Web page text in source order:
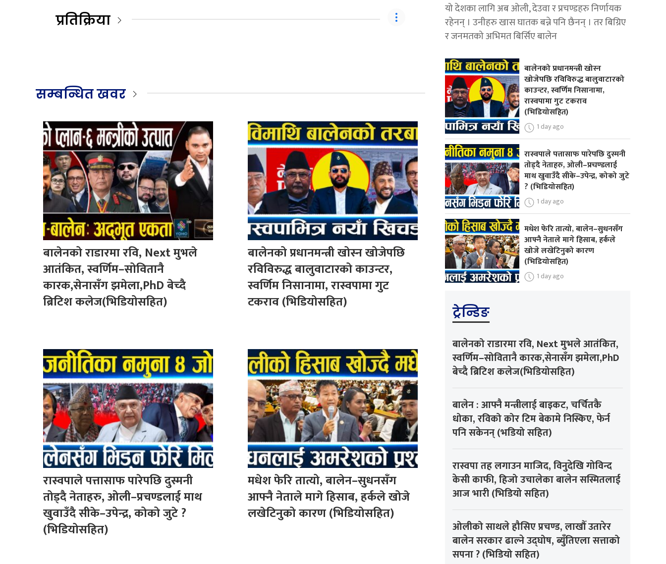
प्रतिक्रिया
सम्बन्धित खवर
बालेनको राडारमा रवि, Next मुभले
आतंकित, स्वर्णिम–सोवितानै
कारक,सेनासँग झमेला,PhD बेच्दै
ब्रिटिश कलेज(भिडियोसहित)
बालेनको प्रधानमन्त्री खोस्न खोजेपछि
रविविरुद्ध बालुवाटारको काउन्टर,
स्वर्णिम निसानामा, रास्वपामा गुट
टकराव (भिडियोसहित)
रास्वपाले पत्तासाफ पारेपछि दुस्मनी
तोड्दै नेताहरु, ओली–प्रचण्डलाई माथ
खुवाउँदै सीके–उपेन्द्र, कोको जुटे ?
(भिडियोसहित)
मधेश फेरि तात्यो, बालेन–सुधनसँग
आफ्नै नेताले मागे हिसाब, हर्कले खोजे
लखेटिनुको कारण (भिडियोसहित)
यो देशका लागि अब ओली, देउवा र प्रचण्डहरु निर्णायक
रहेनन् । उनीहरु खास घातक बन्ने पनि छैनन् । तर बिग्रिए
र जनमतको अभिमत बिर्सिए बालेन
बालेनको प्रधानमन्त्री खोस्न
खोजेपछि रविविरुद्ध बालुवाटारको
काउन्टर, स्वर्णिम निसानामा,
रास्वपामा गुट टकराव
(भिडियोसहित)
1 day ago
रास्वपाले पत्तासाफ पारेपछि दुस्मनी
तोड्दै नेताहरु, ओली–प्रचण्डलाई
माथ खुवाउँदै सीके–उपेन्द्र, कोको जुटे
? (भिडियोसहित)
1 day ago
मधेश फेरि तात्यो, बालेन–सुधनसँग
आफ्नै नेताले मागे हिसाब, हर्कले
खोजे लखेटिनुको कारण
(भिडियोसहित)
1 day ago
ट्रेन्डिङ
बालेनको राडारमा रवि, Next मुभले आतंकित,
स्वर्णिम–सोवितानै कारक,सेनासँग झमेला,PhD
बेच्दै ब्रिटिश कलेज(भिडियोसहित)
बालेन : आफ्नै मन्त्रीलाई बाइकट, चर्चितकै
धोका, रविको कोर टिम बेकामे निस्किए, फेर्न
पनि सकेनन् (भडियो सहित)
रास्वपा तह लगाउन माजिद, विनुदेखि गोविन्द
केसी काफी, हिजो उचालेका बालेन सस्मितलाई
आज भारी (भिडियो सहित)
ओलीको साथले हौसिए प्रचण्ड, लाखौँ उतारेर
बालेन सरकार ढाल्ने उद्घोष, ब्युँतिएला सत्ताको
सपना ? (भिडियो सहित)